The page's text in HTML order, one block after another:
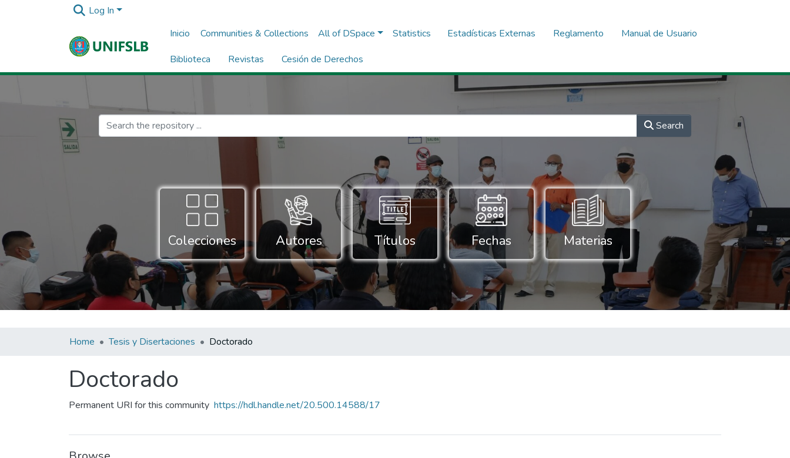
Log In
Inicio
Communities & Collections All of DSpace Statistics Estadísticas Externas Reglamento
Manual de Usuario
Biblioteca
Revistas Cesión de Derechos
Search
Colecciones Autores Títulos Fechas Materias
Home Tesis y Disertaciones Doctorado
Doctorado
Permanent URI for this community https://hdl.handle.net/20.500.14588/17